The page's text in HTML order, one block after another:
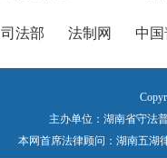
司法部 法制网 中
主办单位：湖南省守法
本网首席法律顾问：湖南五湖